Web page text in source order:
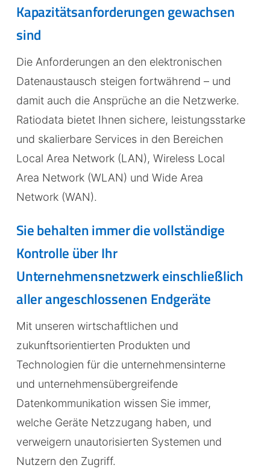
Kapazitätsanforderungen gewachsen
sind
Die Anforderungen an den elektronischen
Datenaustausch steigen fortwährend – und
damit auch die Ansprüche an die Netzwerke.
Ratiodata bietet Ihnen sichere, leistungsstarke
und skalierbare Services in den Bereichen
Local Area Network (LAN), Wireless Local
Area Network (WLAN) und Wide Area
Network (WAN).
Sie behalten immer die vollständige
Kontrolle über Ihr
Unternehmensnetzwerk einschließlich
aller angeschlossenen Endgeräte
Mit unseren wirtschaftlichen und
zukunftsorientierten Produkten und
Technologien für die unternehmensinterne
und unternehmensübergreifende
Datenkommunikation wissen Sie immer,
welche Geräte Netzzugang haben, und
verweigern unautorisierten Systemen und
Nutzern den Zugriff.